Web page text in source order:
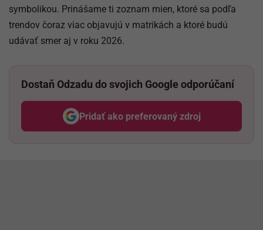
symbolikou. Prinášame ti zoznam mien, ktoré sa podľa
trendov čoraz viac objavujú v matrikách a ktoré budú
udávať smer aj v roku 2026.
Dostaň Odzadu do svojich Google odporúčaní
Pridať ako preferovaný zdroj
Odzadu, odkaz sa otvorí v